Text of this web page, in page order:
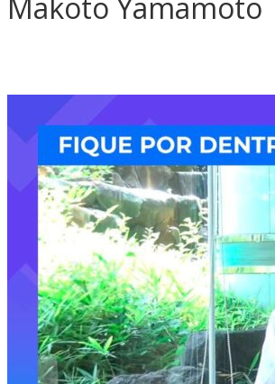
Makoto Yamamoto